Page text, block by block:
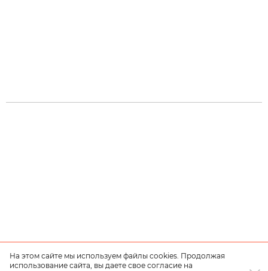
На этом сайте мы используем файлы cookies. Продолжая
использование сайта, вы даете свое согласие на